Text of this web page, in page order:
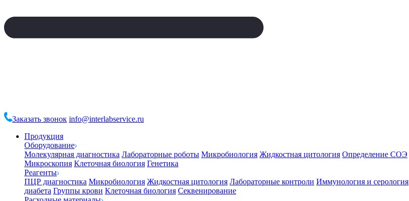
Заказать звонок info@interlabservice.ru
Продукция
Оборудование
Молекулярная диагностика Лабораторные роботы Микробиология Жидкостная цитология Определение СОЭ
Микроскопия Клеточная биология Генетика
Реагенты
ПЦР диагностика Микробиология Жидкостная цитология Лабораторные контроли Иммунология и серология
диабета Группы крови Клеточная биология Секвенирование